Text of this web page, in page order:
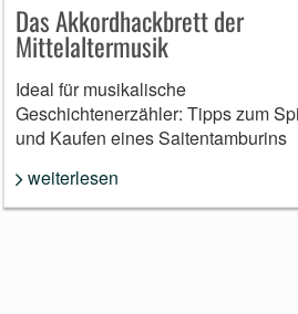
Das Akkordhackbrett der
Mittelaltermusik
Ideal für musikalische
Geschichtenerzähler: Tipps zum
und Kaufen eines Saitentamburins
weiterlesen